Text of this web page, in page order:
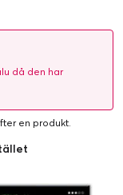
då den har
en produkt.